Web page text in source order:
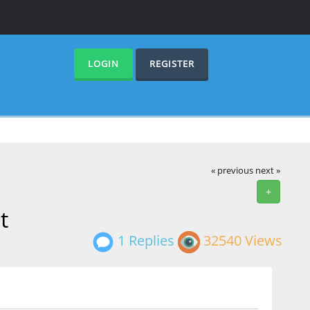
LOGIN REGISTER
« previous next »
+
1 Replies 32540 Views